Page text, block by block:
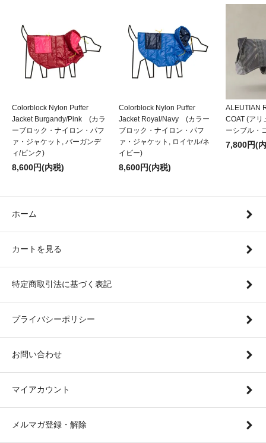
Colorblock Nylon Puffer
Jacket Burgandy/Pink (カラ
ーブロック・ナイロン・パフ
ァ・ジャケット, バーガンデ
ィ/ピンク)
8,600円(内税)
Colorblock Nylon Puffer
Jacket Royal/Navy (カラー
ブロック・ナイロン・パフ
ァ・ジャケット, ロイヤル/ネ
イビー)
8,600円(内税)
ALEUTIAN
COAT (アリ
ーシブル・
7,800円(
ホーム
カートを見る
特定商取引法に基づく表記
プライバシーポリシー
お問い合わせ
マイアカウント
メルマガ登録・解除